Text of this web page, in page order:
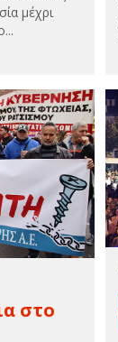
μέχρι
στο